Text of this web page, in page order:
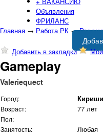
Объявления
ФРИЛАНС
Главная → Работа РК →
Добавить в закладки
Gameplay
Valeriequect
Город: Кириши
Возраст: 77 лет
Пол:
Занятость:
Любая